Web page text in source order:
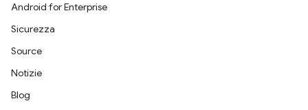
Android for Enterprise
Sicurezza
Source
Notizie
Blog